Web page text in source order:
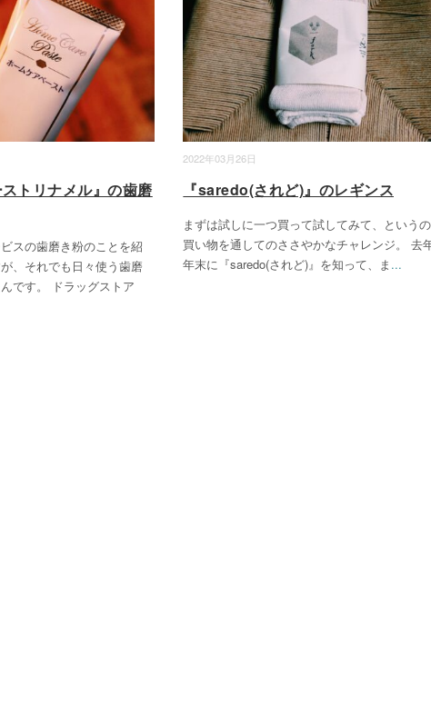
ストリナメル』の歯磨
スの歯磨き粉のことを紹
、それでも日々使う歯磨
です。 ドラッグストア
2022年03月26日
『saredo(されど)』のレギンス
まずは試しに一つ買って試してみて、という
買い物を通してのささやかなチャレンジ。 去
年末に『saredo(されど)』を知って、ま ...